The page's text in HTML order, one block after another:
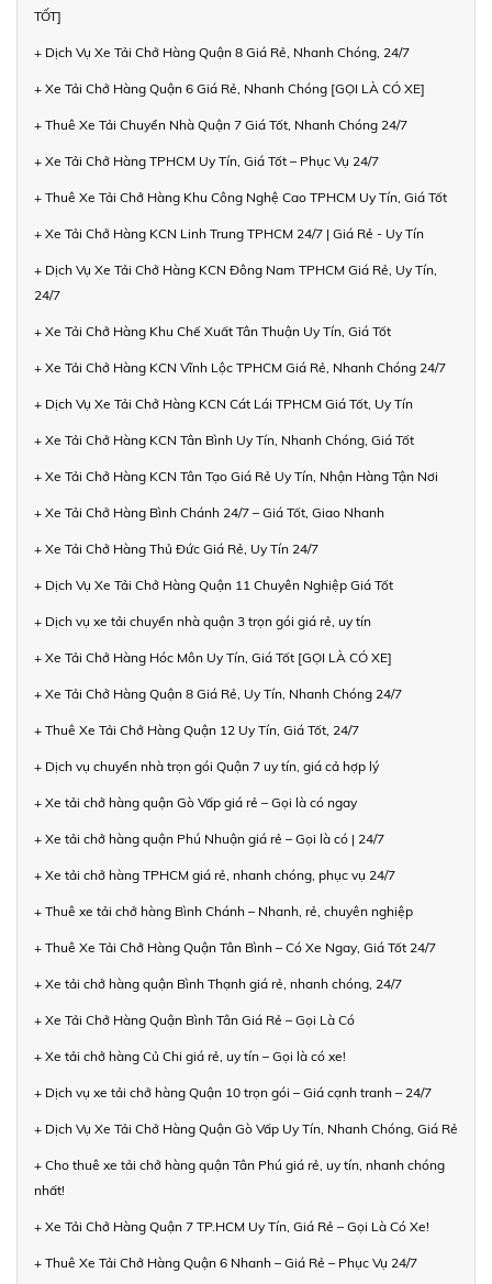
TỐT]
+ Dịch Vụ Xe Tải Chở Hàng Quận 8 Giá Rẻ, Nhanh Chóng, 24/7
+ Xe Tải Chở Hàng Quận 6 Giá Rẻ, Nhanh Chóng [GỌI LÀ CÓ XE]
+ Thuê Xe Tải Chuyển Nhà Quận 7 Giá Tốt, Nhanh Chóng 24/7
+ Xe Tải Chở Hàng TPHCM Uy Tín, Giá Tốt – Phục Vụ 24/7
+ Thuê Xe Tải Chở Hàng Khu Công Nghệ Cao TPHCM Uy Tín, Giá Tốt
+ Xe Tải Chở Hàng KCN Linh Trung TPHCM 24/7 | Giá Rẻ - Uy Tín
+ Dịch Vụ Xe Tải Chở Hàng KCN Đông Nam TPHCM Giá Rẻ, Uy Tín,
24/7
+ Xe Tải Chở Hàng Khu Chế Xuất Tân Thuận Uy Tín, Giá Tốt
+ Xe Tải Chở Hàng KCN Vĩnh Lộc TPHCM Giá Rẻ, Nhanh Chóng 24/7
+ Dịch Vụ Xe Tải Chở Hàng KCN Cát Lái TPHCM Giá Tốt, Uy Tín
+ Xe Tải Chở Hàng KCN Tân Bình Uy Tín, Nhanh Chóng, Giá Tốt
+ Xe Tải Chở Hàng KCN Tân Tạo Giá Rẻ Uy Tín, Nhận Hàng Tận Nơi
+ Xe Tải Chở Hàng Bình Chánh 24/7 – Giá Tốt, Giao Nhanh
+ Xe Tải Chở Hàng Thủ Đức Giá Rẻ, Uy Tín 24/7
+ Dịch Vụ Xe Tải Chở Hàng Quận 11 Chuyên Nghiệp Giá Tốt
+ Dịch vụ xe tải chuyển nhà quận 3 trọn gói giá rẻ, uy tín
+ Xe Tải Chở Hàng Hóc Môn Uy Tín, Giá Tốt [GỌI LÀ CÓ XE]
+ Xe Tải Chở Hàng Quận 8 Giá Rẻ, Uy Tín, Nhanh Chóng 24/7
+ Thuê Xe Tải Chở Hàng Quận 12 Uy Tín, Giá Tốt, 24/7
+ Dịch vụ chuyển nhà trọn gói Quận 7 uy tín, giá cả hợp lý
+ Xe tải chở hàng quận Gò Vấp giá rẻ – Gọi là có ngay
+ Xe tải chở hàng quận Phú Nhuận giá rẻ – Gọi là có | 24/7
+ Xe tải chở hàng TPHCM giá rẻ, nhanh chóng, phục vụ 24/7
+ Thuê xe tải chở hàng Bình Chánh – Nhanh, rẻ, chuyên nghiệp
+ Thuê Xe Tải Chở Hàng Quận Tân Bình – Có Xe Ngay, Giá Tốt 24/7
+ Xe tải chở hàng quận Bình Thạnh giá rẻ, nhanh chóng, 24/7
+ Xe Tải Chở Hàng Quận Bình Tân Giá Rẻ – Gọi Là Có
+ Xe tải chở hàng Củ Chi giá rẻ, uy tín – Gọi là có xe!
+ Dịch vụ xe tải chở hàng Quận 10 trọn gói – Giá cạnh tranh – 24/7
+ Dịch Vụ Xe Tải Chở Hàng Quận Gò Vấp Uy Tín, Nhanh Chóng, Giá Rẻ
+ Cho thuê xe tải chở hàng quận Tân Phú giá rẻ, uy tín, nhanh chóng
nhất!
+ Xe Tải Chở Hàng Quận 7 TP.HCM Uy Tín, Giá Rẻ – Gọi Là Có Xe!
+ Thuê Xe Tải Chở Hàng Quận 6 Nhanh – Giá Rẻ – Phục Vụ 24/7